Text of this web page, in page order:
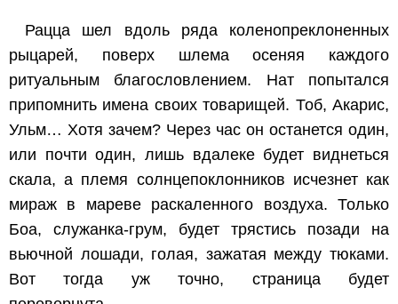
Рацца шел вдоль ряда коленопреклоненных
рыцарей, поверх шлема осеняя каждого
ритуальным благословлением. Нат попытался
припомнить имена своих товарищей. Тоб, Акарис,
Ульм… Хотя зачем? Через час он останется один,
или почти один, лишь вдалеке будет виднеться
скала, а племя солнцепоклонников исчезнет как
мираж в мареве раскаленного воздуха. Только
Боа, служанка-грум, будет трястись позади на
вьючной лошади, голая, зажатая между тюками.
Вот тогда уж точно, страница будет